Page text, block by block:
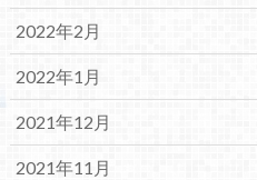
2022年2月
2022年1月
2021年12月
2021年11月